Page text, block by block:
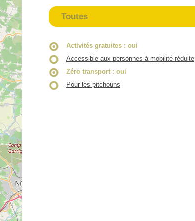
Toutes
Activités gratuites : oui
Accessible aux personnes à mobilité réduite
Zéro transport : oui
Pour les pitchouns